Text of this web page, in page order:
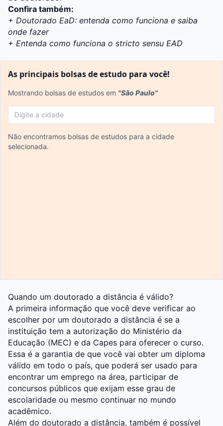
Confira também:
+ Doutorado EaD: entenda como funciona e saiba
onde fazer
+ Entenda como funciona o stricto sensu EAD
As principais bolsas de estudo para você!
Mostrando bolsas de estudos em "São Paulo"
Não encontramos bolsas de estudos para a cidade
selecionada.
Quando um doutorado a distância é válido?
A primeira informação que você deve verificar ao
escolher por um doutorado a distância é se a
instituição tem a autorização do Ministério da
Educação (MEC) e da Capes para oferecer o curso.
Essa é a garantia de que você vai obter um diploma
válido em todo o país, que poderá ser usado para
encontrar um emprego na área, participar de
concursos públicos que exijam esse grau de
escolaridade ou mesmo continuar no mundo
acadêmico.
Além do doutorado a distância, também é possível